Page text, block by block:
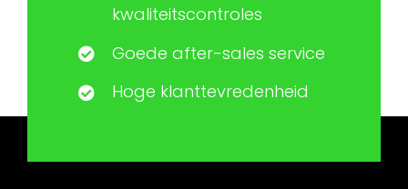
kwaliteitscontroles
Goede after-sales service
Hoge klanttevredenheid